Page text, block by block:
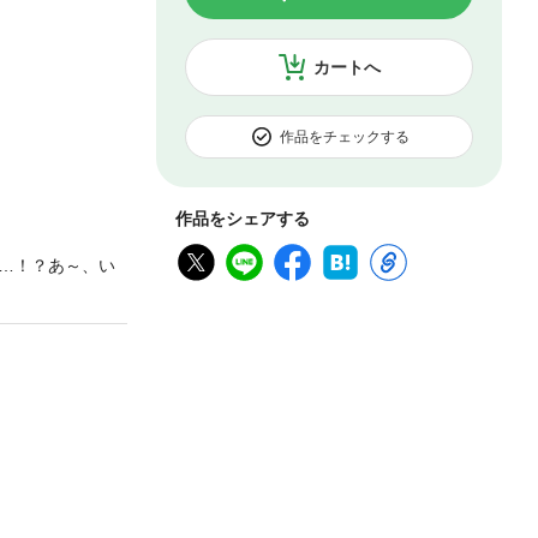
カートへ
作品をチェックする
作品をシェアする
！？あ～、い